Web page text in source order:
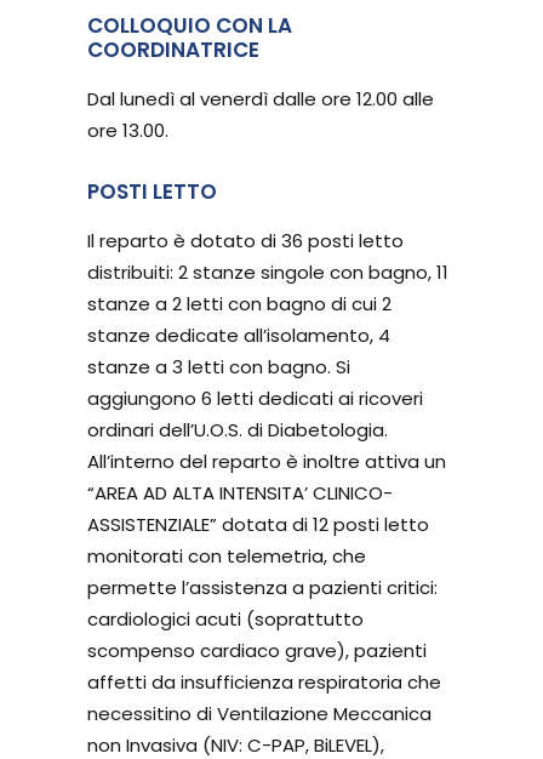
COLLOQUIO CON LA
COORDINATRICE
Dal lunedì al venerdì dalle ore 12.00 alle
ore 13.00.
POSTI LETTO
Il reparto è dotato di 36 posti letto
distribuiti: 2 stanze singole con bagno, 11
stanze a 2 letti con bagno di cui 2
stanze dedicate all’isolamento, 4
stanze a 3 letti con bagno. Si
aggiungono 6 letti dedicati ai ricoveri
ordinari dell’U.O.S. di Diabetologia.
All’interno del reparto è inoltre attiva un
“AREA AD ALTA INTENSITA’ CLINICO-
ASSISTENZIALE” dotata di 12 posti letto
monitorati con telemetria, che
permette l’assistenza a pazienti critici:
cardiologici acuti (soprattutto
scompenso cardiaco grave), pazienti
affetti da insufficienza respiratoria che
necessitino di Ventilazione Meccanica
non Invasiva (NIV: C-PAP, BiLEVEL),